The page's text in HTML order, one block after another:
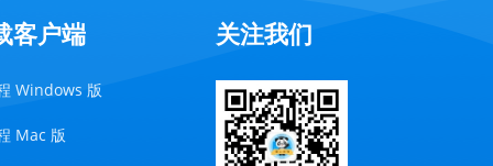
客户端
Windows 版
Mac 版
关注我们